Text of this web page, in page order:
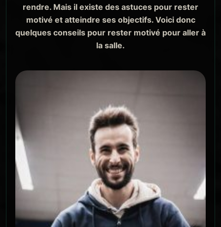
rendre. Mais il existe des astuces pour rester
motivé et atteindre ses objectifs. Voici donc
quelques conseils pour rester motivé pour aller à
la salle.